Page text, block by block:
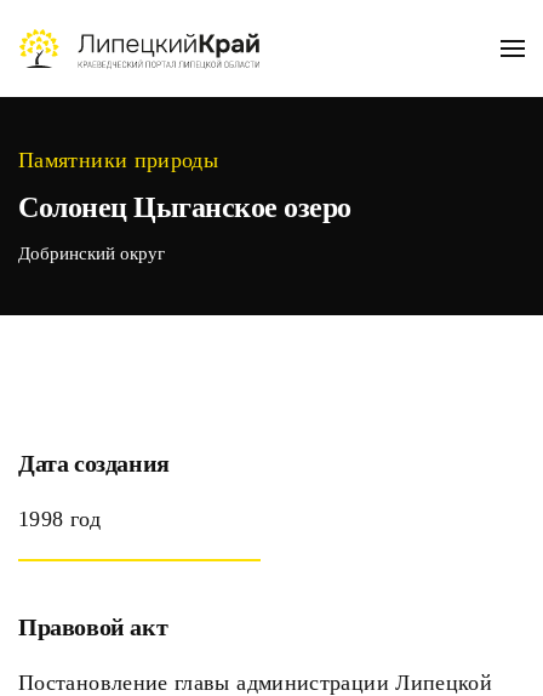
Skip to main content
Памятники природы
Солонец Цыганское озеро
Добринский округ
Дата создания
1998 год
Правовой акт
Постановление главы администрации Липецкой